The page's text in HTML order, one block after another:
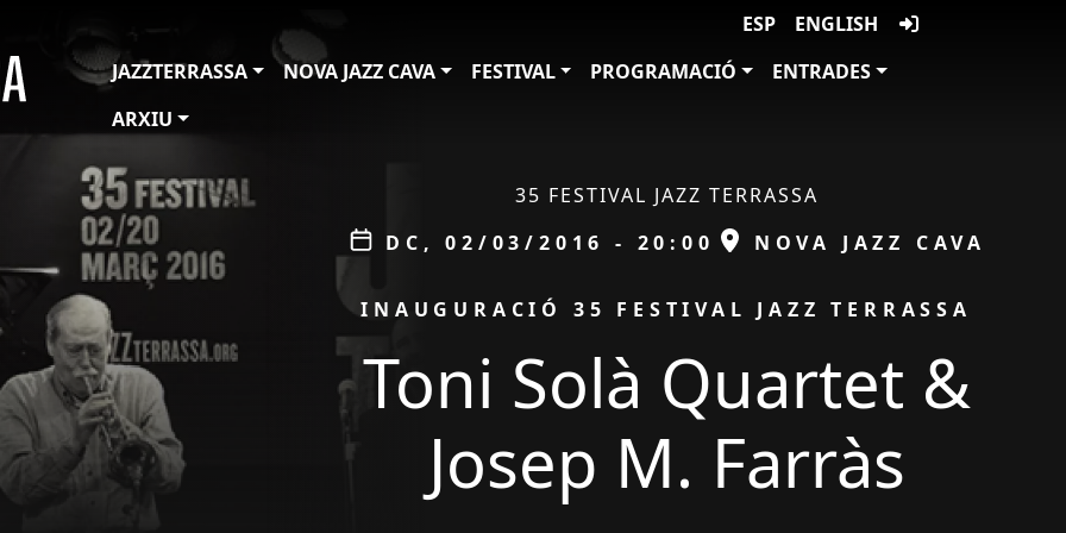
ESP
ENGLISH
JAZZTERRASSA
NOVA JAZZ CAVA FESTIVAL PROGRAMACIÓ
ENTRADES
ARXIU
35 FESTIVAL JAZZ TERRASSA
Data
DC, 02/03/2016 - 20:00 ESPAI
NOVA JAZZ CAVA
PROMOCIÓ
INAUGURACIÓ 35 FESTIVAL JAZZ TERRASSA
Toni Solà Quartet &
Josep M. Farràs